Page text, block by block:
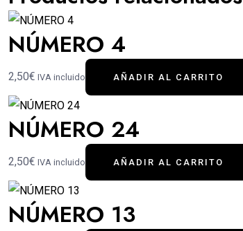
NÚMERO 4
2,50€ IVA incluido AÑADIR AL CARRITO
NÚMERO 24
2,50€ IVA incluido AÑADIR AL CARRITO
NÚMERO 13